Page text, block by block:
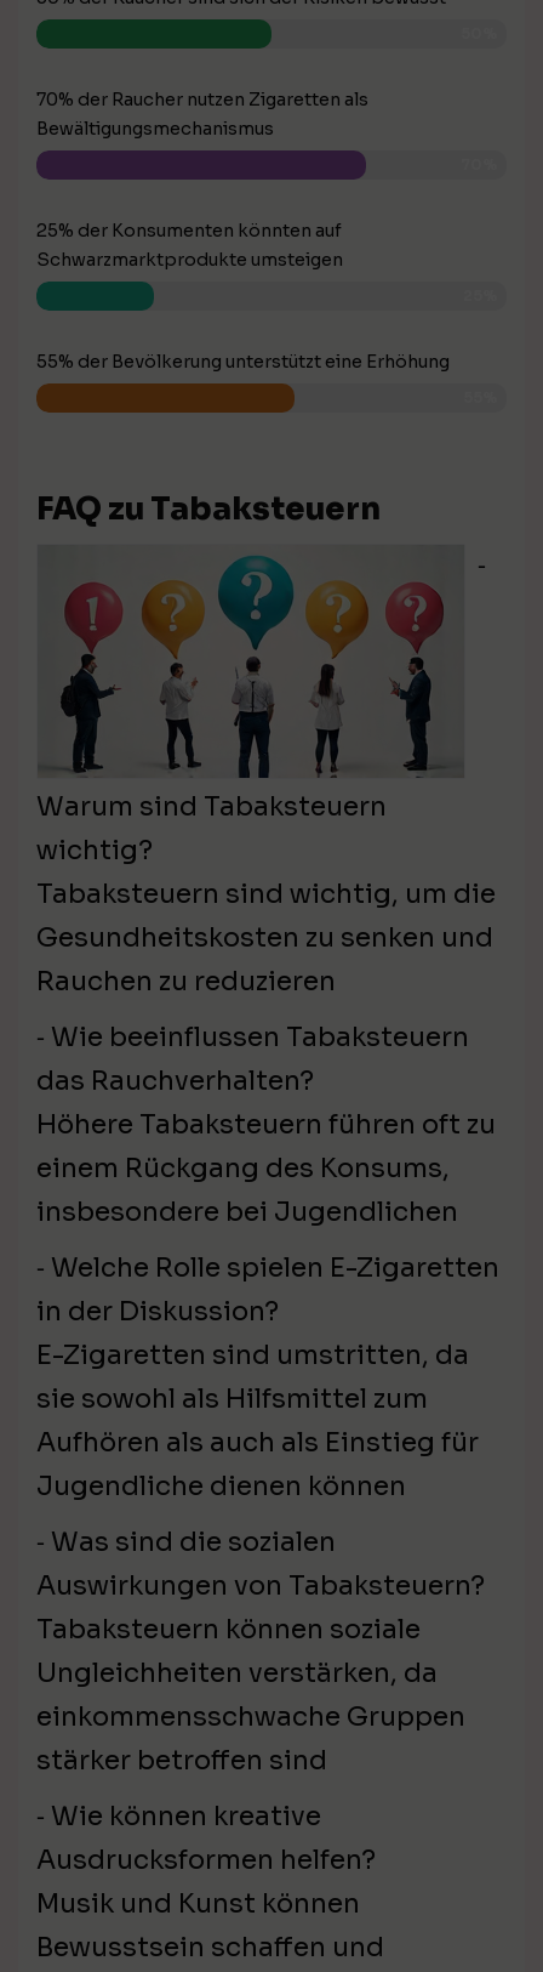
70% der Raucher nutzen Zigaretten als
Bewältigungsmechanismus
25% der Konsumenten könnten auf
Schwarzmarktprodukte umsteigen
55% der Bevölkerung unterstützt eine Erhöhung
FAQ zu Tabaksteuern
⁃
Warum sind Tabaksteuern
wichtig?
Tabaksteuern sind wichtig, um die
Gesundheitskosten zu senken und
Rauchen zu reduzieren
⁃ Wie beeinflussen Tabaksteuern
das Rauchverhalten?
Höhere Tabaksteuern führen oft zu
einem Rückgang des Konsums,
insbesondere bei Jugendlichen
⁃ Welche Rolle spielen E-Zigaretten
in der Diskussion?
E-Zigaretten sind umstritten, da
sie sowohl als Hilfsmittel zum
Aufhören als auch als Einstieg für
Jugendliche dienen können
⁃ Was sind die sozialen
Auswirkungen von Tabaksteuern?
Tabaksteuern können soziale
Ungleichheiten verstärken, da
einkommensschwache Gruppen
stärker betroffen sind
⁃ Wie können kreative
Ausdrucksformen helfen?
Musik und Kunst können
Bewusstsein schaffen und